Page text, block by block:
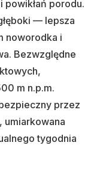
porodu.
— lepsza
noworodka i
Bezwzględne
m n.p.m.
przez
umiarkowana
tygodnia